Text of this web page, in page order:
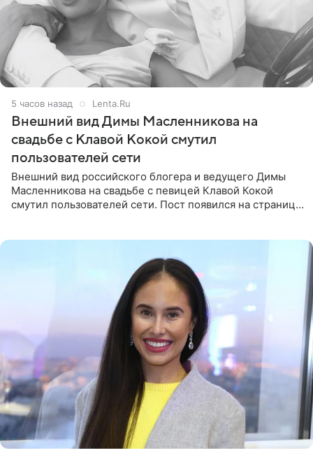
5 часов назад Lenta.Ru
Внешний вид Димы Масленникова на
свадьбе с Клавой Кокой смутил
пользователей сети
Внешний вид российского блогера и ведущего Димы
Масленникова на свадьбе с певицей Клавой Кокой
смутил пользователей сети. Пост появился на странице